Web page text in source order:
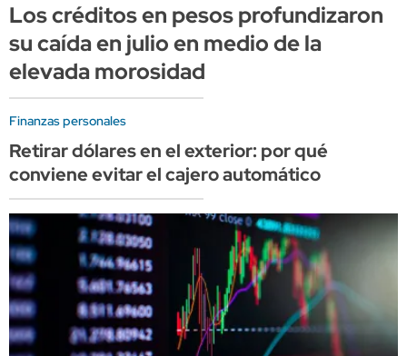
Los créditos en pesos profundizaron
su caída en julio en medio de la
elevada morosidad
Finanzas personales
Retirar dólares en el exterior: por qué
conviene evitar el cajero automático